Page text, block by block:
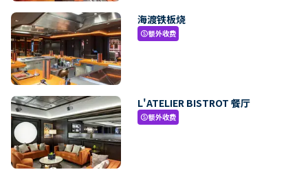
海渡铁板烧
paid额外收费
L'ATELIER BISTROT 餐厅
paid额外收费